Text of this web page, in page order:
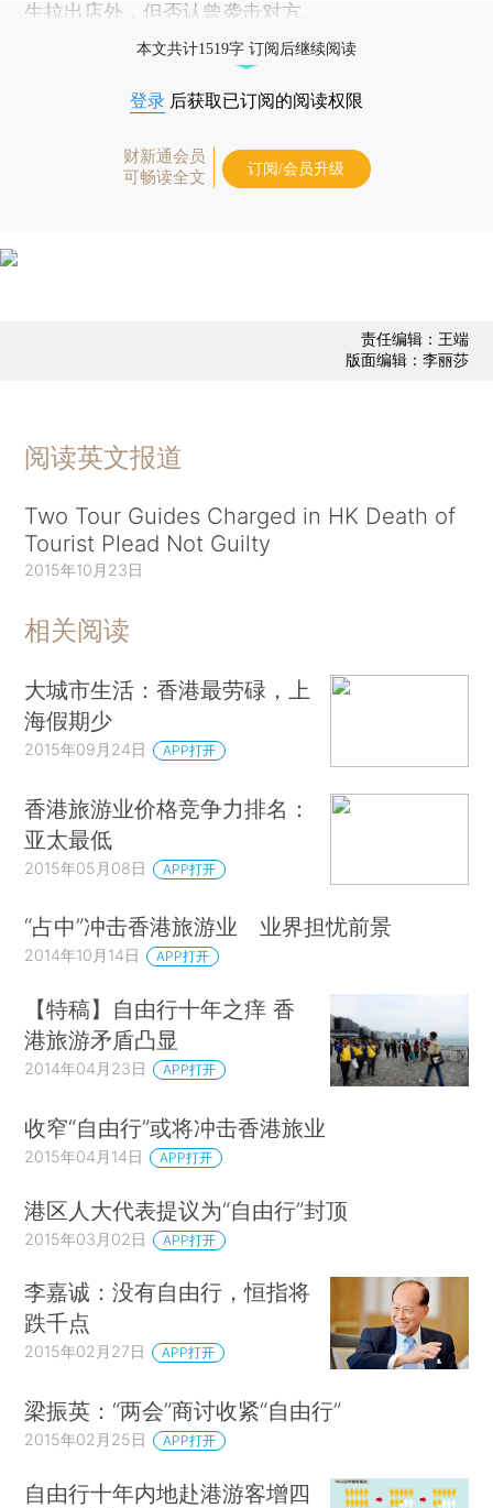
生拉出店外，但否认曾袭击对方。
本文共计1519字 订阅后继续阅读
登录 后获取已订阅的阅读权限
财新通会员
可畅读全文
订阅/会员升级
责任编辑：王端
版面编辑：李丽莎
阅读英文报道
Two Tour Guides Charged in HK Death of
Tourist Plead Not Guilty
2015年10月23日
相关阅读
大城市生活：香港最劳碌，上
海假期少
2015年09月24日 APP打开
香港旅游业价格竞争力排名：
亚太最低
2015年05月08日 APP打开
“占中”冲击香港旅游业 业界担忧前景
2014年10月14日 APP打开
【特稿】自由行十年之痒 香
港旅游矛盾凸显
2014年04月23日 APP打开
收窄“自由行”或将冲击香港旅业
2015年04月14日 APP打开
港区人大代表提议为“自由行”封顶
2015年03月02日 APP打开
李嘉诚：没有自由行，恒指将
跌千点
2015年02月27日 APP打开
梁振英：“两会”商讨收紧“自由行”
2015年02月25日 APP打开
自由行十年内地赴港游客增四